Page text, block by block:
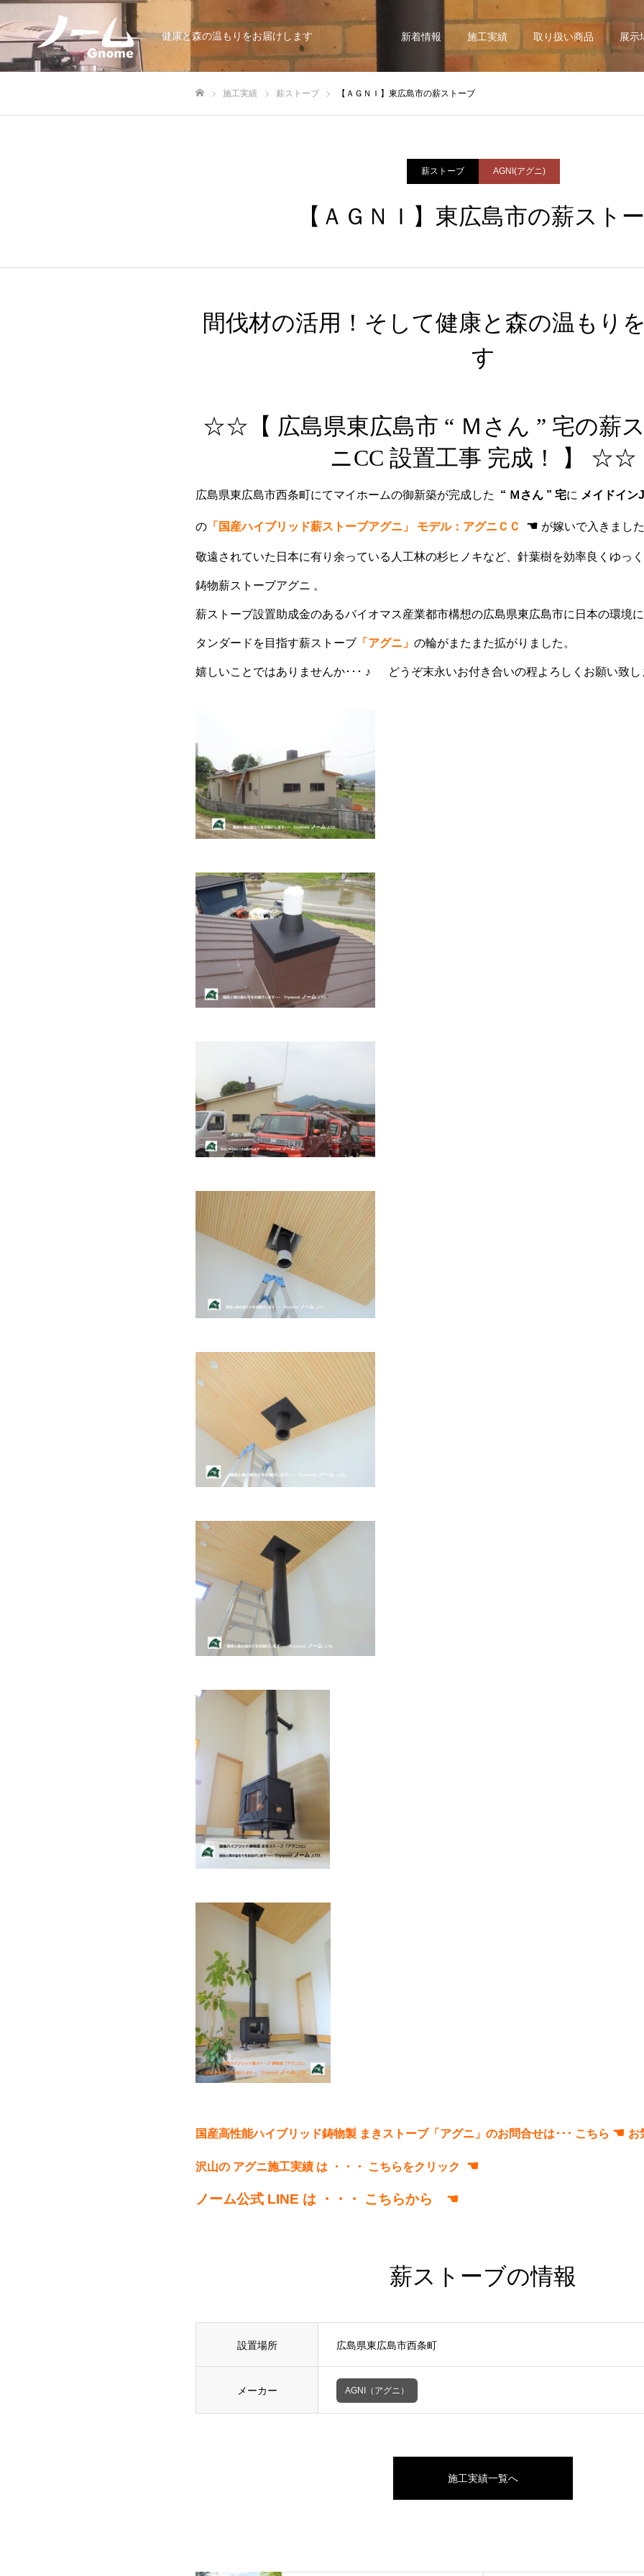
健康と森の温もりをお届けします 新着情報 施工実績 取り扱い商品 展示
施工実績 薪ストーブ 【ＡＧＮＩ】東広島市の薪ストーブ
薪ストーブ AGNI(アグニ)
【ＡＧＮＩ】東広島市の薪スト
間伐材の活用！そして健康と森の温もり
す
☆☆【 広島県東広島市 “ Ｍさん ” 宅の薪
ニCC 設置工事 完成！ 】 ☆☆
広島県東広島市西条町にてマイホームの御新築が完成した “ Ｍさん ” 宅に メイドイン
の 「国産ハイブリッド薪ストーブアグニ」 モデル：アグニＣＣ ☚ が嫁いで入きまし
敬遠されていた日本に有り余っている人工林の杉ヒノキなど、針葉樹を効率良くゆっ
鋳物薪ストーブアグニ 。
薪ストーブ設置助成金のあるバイオマス産業都市構想の広島県東広島市に日本の環境
タンダードを目指す薪ストーブ 「アグニ」 の輪がまたまた拡がりました。
嬉しいことではありませんか･･･ ♪ どうぞ末永いお付き合いの程よろしくお願い致し
国産高性能ハイブリッド鋳物製 まきストーブ「アグニ」のお問合せは･･･ こちら ☚ お
沢山の アグニ施工実績 は ・・・ こちらをクリック ☚
ノーム公式 LINE は ・・・ こちらから ☚
薪ストーブの情報
設置場所 広島県東広島市西条町
メーカー AGNI（アグニ）
施工実績一覧へ